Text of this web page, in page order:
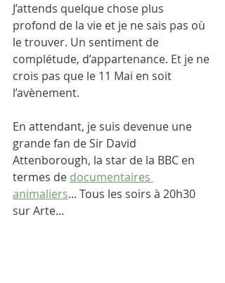
J’attends quelque chose plus
profond de la vie et je ne sais pas où
le trouver. Un sentiment de
complétude, d’appartenance. Et je ne
crois pas que le 11 Mai en soit
l’avènement.
En attendant, je suis devenue une
grande fan de Sir David
Attenborough, la star de la BBC en
termes de documentaires
animaliers... Tous les soirs à 20h30
sur Arte...